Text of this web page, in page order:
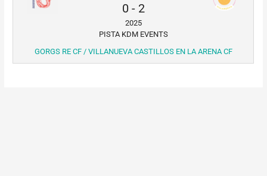
0- 2
2025
PISTA KDM EVENTS
GORGS RE CF / VILLANUEVA CASTILLOS EN LA ARENA CF